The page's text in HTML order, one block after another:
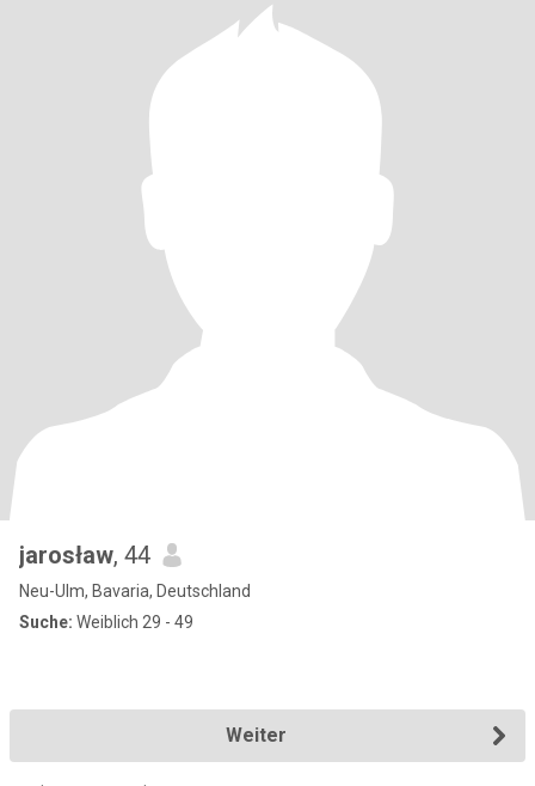
jarosław, 44
Neu-Ulm, Bavaria, Deutschland
Suche: Weiblich 29 - 49
Weiter